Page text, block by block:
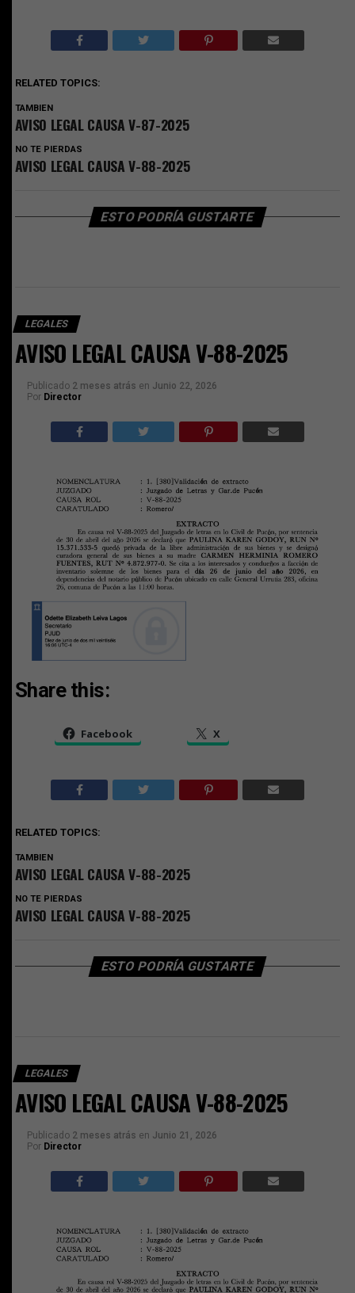
RELATED TOPICS:
TAMBIEN
AVISO LEGAL CAUSA V-87-2025
NO TE PIERDAS
AVISO LEGAL CAUSA V-88-2025
ESTO PODRÍA GUSTARTE
LEGALES
AVISO LEGAL CAUSA V-88-2025
Publicado 2 meses atrás en Junio 22, 2026
Por Director
Share this:
Facebook X
RELATED TOPICS:
TAMBIEN
AVISO LEGAL CAUSA V-88-2025
NO TE PIERDAS
AVISO LEGAL CAUSA V-88-2025
ESTO PODRÍA GUSTARTE
LEGALES
AVISO LEGAL CAUSA V-88-2025
Publicado 2 meses atrás en Junio 21, 2026
Por Director